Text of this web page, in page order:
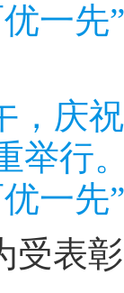
一
，庆
举行
一
受表